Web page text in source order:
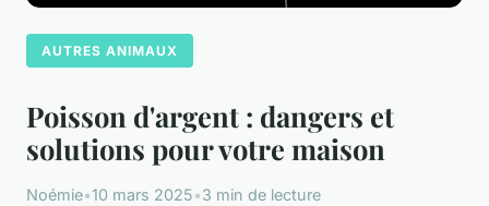
AUTRES ANIMAUX
Poisson d'argent : dangers et
solutions pour votre maison
Noémie•10 mars 2025•3 min de lecture